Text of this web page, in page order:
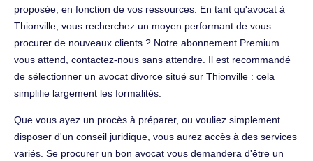
proposée, en fonction de vos ressources. En tant qu'avocat à
Thionville, vous recherchez un moyen performant de vous
procurer de nouveaux clients ? Notre abonnement Premium
vous attend, contactez-nous sans attendre. Il est recommandé
de sélectionner un avocat divorce situé sur Thionville : cela
simplifie largement les formalités.
Que vous ayez un procès à préparer, ou vouliez simplement
disposer d'un conseil juridique, vous aurez accès à des services
variés. Se procurer un bon avocat vous demandera d'être un